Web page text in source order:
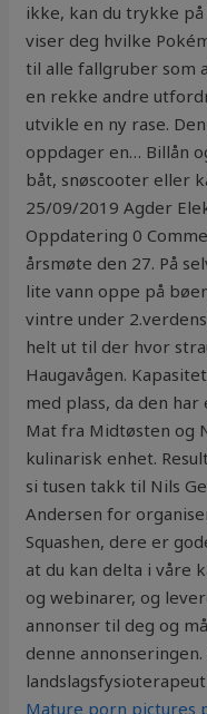
ikke, kan du trykke
viser deg hvilke
til alle fallgruber som
en rekke andre
utvikle en ny rase.
oppdager en… Billån
båt, snøscooter eller
25/09/2019 Agder
Oppdatering 0
årsmøte den 27. På
lite vann oppe på
vintre under
helt ut til der hvor
Haugavågen.
med plass, da den
Mat fra Midtøsten og
kulinarisk enhet.
si tusen takk til Nils
Andersen for
Squashen, dere er
at du kan delta i våre
og webinarer, og
annonser til deg og
denne
Mature porn pictures